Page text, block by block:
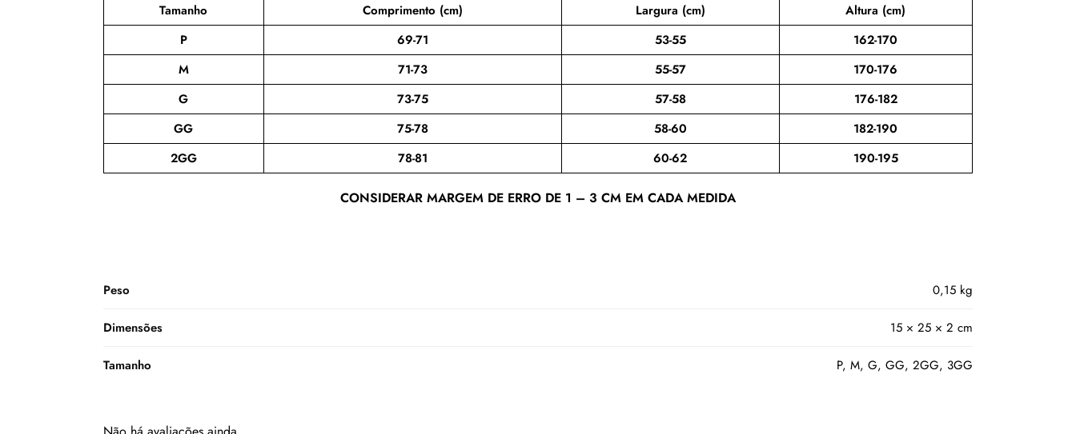
Tamanho Comprimento (cm) Largura (cm)
Altura (cm)
P
69-71 53-55
162-170
M
71-73 55-57
170-176
G
73-75 57-58
176-182
GG
75-78 58-60
182-190
2GG
78-81 60-62 190-195
CONSIDERAR MARGEM DE ERRO DE 1 – 3 CM EM CADA MEDIDA
Peso 0,15 kg
Dimensões 15 × 25 × 2 cm
Tamanho P, M, G, GG, 2GG, 3GG